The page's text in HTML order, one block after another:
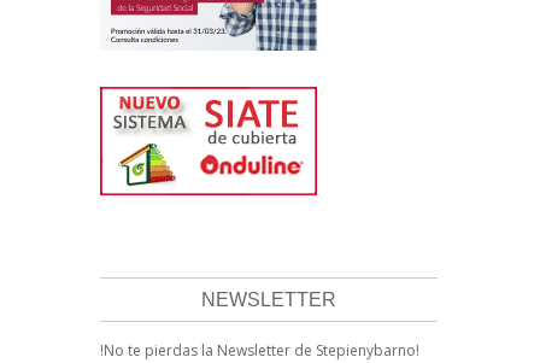
NEWSLETTER
!No te pierdas la Newsletter de Stepienybarno!